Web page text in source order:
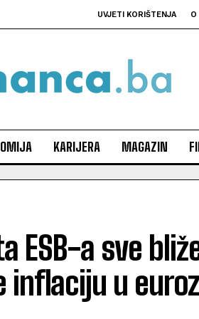
UVJETI KORIŠTENJA O
KARIJERA MAGAZIN
ESB-a sve
inflaciju u